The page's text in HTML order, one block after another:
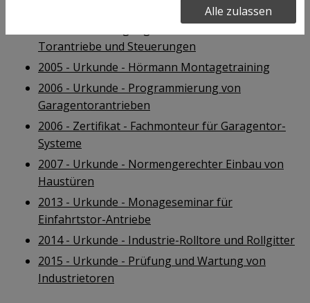
Torantriebe und Steuerungen
2005 - Urkunde - Hörmann Montagetraining
2006 - Urkunde - Programmierung von
Garagentorantrieben
2006 - Zertifikat - Fachmonteur für Garagentor-
Systeme
2007 - Urkunde - Normengerechter Einbau von
Haustüren
2013 - Urkunde - Monageseminar für
Einfahrtstor-Antriebe
2014 - Urkunde - Industrie-Rolltore und Rollgitter
2015 - Urkunde - Prüfung und Wartung von
Industrietoren
Alle zulassen